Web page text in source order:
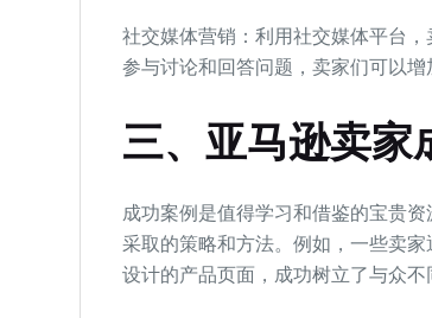
社交媒体营销：利用社交媒体平台
参与讨论和回答问题，卖家们可以
三、亚马逊卖家
成功案例是值得学习和借鉴的宝贵
采取的策略和方法。例如，一些卖
设计的产品页面，成功树立了与众不